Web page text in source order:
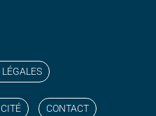
CONTACT